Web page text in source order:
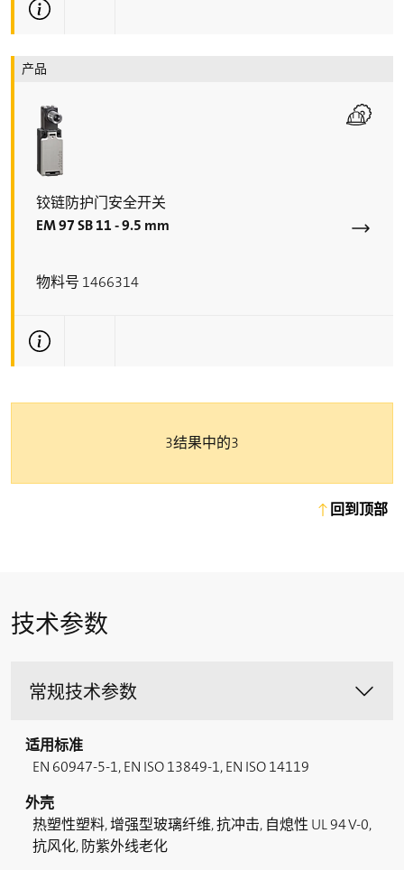
更多技术信息
产品
铰链防护门安全开关
EM 97 SB 11 - 9.5 mm
物料号 1466314
更多技术信息
3结果中的3
回到顶部
技术参数
常规技术参数
适用标准
EN 60947-5-1, EN ISO 13849-1, EN ISO 14119
外壳
热塑性塑料, 增强型玻璃纤维, 抗冲击, 自熄性 UL 94 V-0,
抗风化, 防紫外线老化